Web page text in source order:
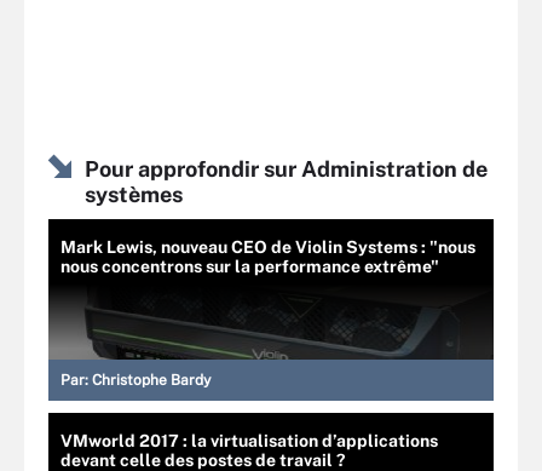
Pour approfondir sur Administration de
systèmes
Mark Lewis, nouveau CEO de Violin Systems : "nous
nous concentrons sur la performance extrême"
Par: Christophe Bardy
VMworld 2017 : la virtualisation d’applications
devant celle des postes de travail ?